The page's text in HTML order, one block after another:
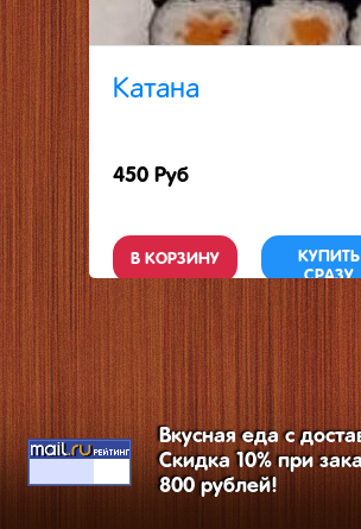
Катана
450 Руб
В КОРЗИНУ
КУПИТЬ
СРАЗУ
Вкусная еда с
Скидка 10% при
800 рублей!